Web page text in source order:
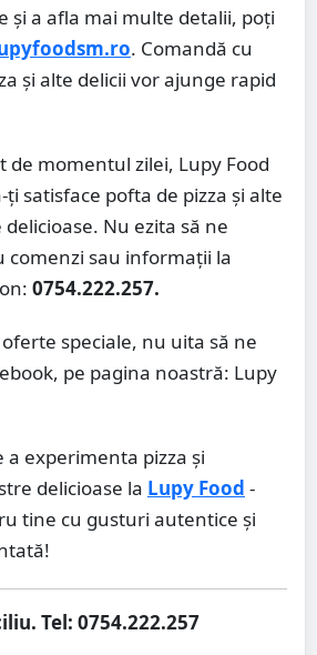
și a afla mai multe detalii, poți
. Comandă cu
și alte delicii vor ajunge rapid
de momentul zilei, Lupy Food
satisface pofta de pizza și alte
Nu ezita să ne
comenzi sau informații la
0754.222.257.
speciale, nu uita să ne
pe pagina noastră: Lupy
a experimenta pizza și
delicioase la Lupy Food -
tine cu gusturi autentice și
Tel: 0754.222.257